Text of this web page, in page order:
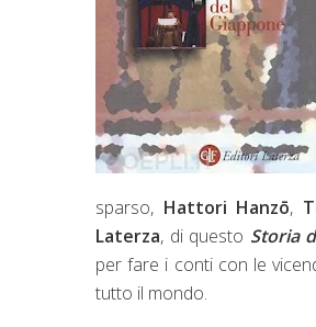
sparso, Hattori Hanzō,
Laterza, di questo Storia
per fare i conti con le
tutto il mondo.